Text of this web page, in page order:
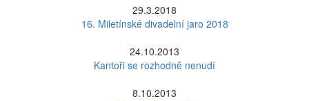
29.3.2018
16. Miletínské divadelní jaro 2018
24.10.2013
Kantoři se rozhodně nenudí
8.10.2013